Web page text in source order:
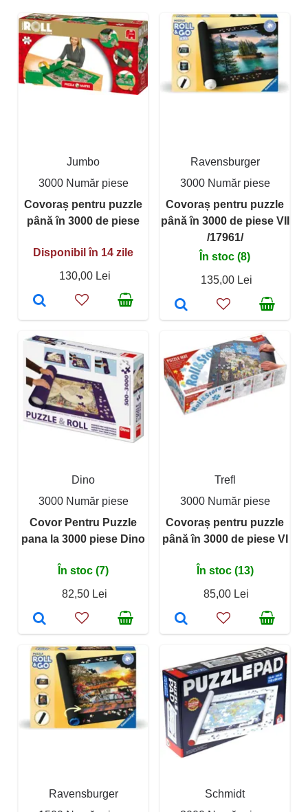
Jumbo
3000 Număr piese
Covoraș pentru puzzle
până în 3000 de piese
Disponibil în 14 zile
130,00 Lei
Ravensburger
3000 Număr piese
Covoraș pentru puzzle
până în 3000 de piese VII
/17961/
În stoc (8)
135,00 Lei
Dino
3000 Număr piese
Covor Pentru Puzzle
pana la 3000 piese Dino
În stoc (7)
82,50 Lei
Trefl
3000 Număr piese
Covoraș pentru puzzle
până în 3000 de piese VI
În stoc (13)
85,00 Lei
Ravensburger
Schmidt